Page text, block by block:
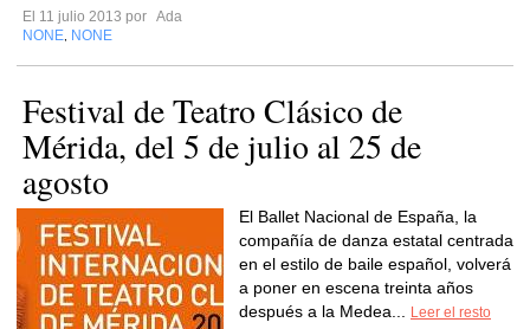
El 11 julio 2013 por Ada
NONE NONE
Festival de Teatro Clásico de
Mérida, del 5 de julio al 25 de
agosto
El Ballet Nacional de España, la
compañía de danza estatal centrada
en el estilo de baile español, volverá
a poner en escena treinta años
después a la Medea...
Leer el resto